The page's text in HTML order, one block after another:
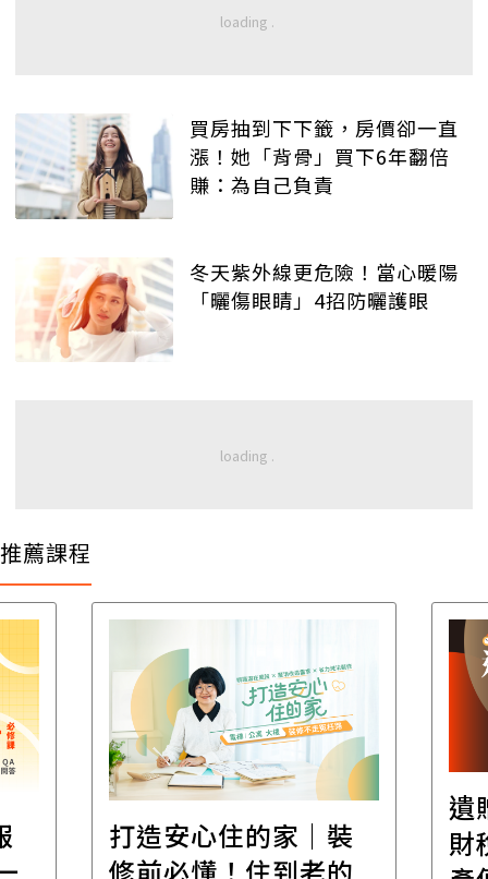
買房抽到下下籤，房價卻一直
漲！她「背骨」買下6年翻倍
賺：為自己負責
冬天紫外線更危險！當心暖陽
「曬傷眼睛」4招防曬護眼
推薦課程
打造安心住的家｜裝
修前必懂！住到老的
遺
財